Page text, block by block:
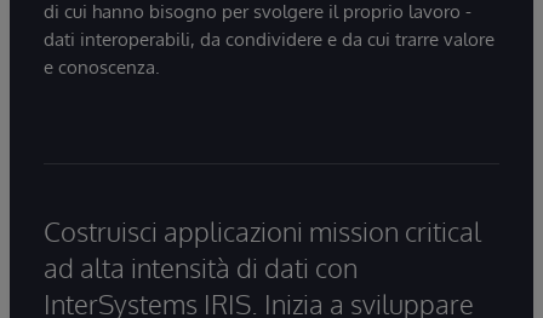
di cui hanno bisogno per svolgere il proprio lavoro -
dati interoperabili, da condividere e da cui trarre valore
e conoscenza.
Costruisci applicazioni mission critical
ad alta intensità di dati con
InterSystems IRIS. Inizia a sviluppare